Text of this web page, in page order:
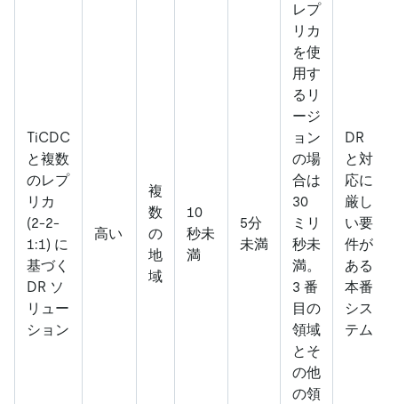
TiCDC
と複数
のレプ
リカ
(2-2-
1:1) に
基づく
DR ソ
リュー
ション
高い
複
数
の
地
域
10
秒未
満
5分
未満
レプ
リカ
を使
用す
るリ
ージ
ョン
の場
合は
30
ミリ
秒未
満。
3 番
目の
領域
とそ
の他
の領
DR
と対
応に
厳し
い要
件が
ある
本番
シス
テム